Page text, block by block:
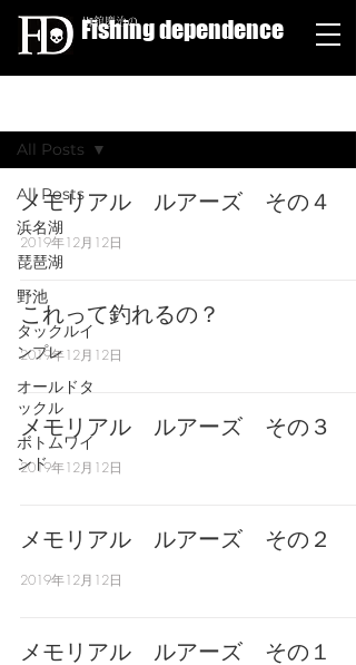
栁舘慶治の
Fishing dependence
All Posts
浜名湖
琵琶湖
野池
タックルイ
ンプレ
オールドタ
ックル
ボトムワイ
ンド
All Posts
メモリアル ルアーズ その４
2019年12月12日
これって釣れるの？
2019年12月12日
メモリアル ルアーズ その３
2019年12月12日
メモリアル ルアーズ その２
2019年12月12日
メモリアル ルアーズ その１